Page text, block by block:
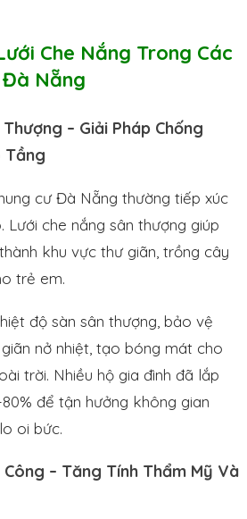
Che Nắng Trong Các
Đà Nẵng
– Giải Pháp Chống
Tầng
cư Đà Nẵng thường tiếp xúc
Lưới che nắng sân thượng giúp
khu vực thư giãn, trồng cây
trẻ em.
độ sàn sân thượng, bảo vệ
nở nhiệt, tạo bóng mát cho
trời. Nhiều hộ gia đình đã lắp
để tận hưởng không gian
oi bức.
– Tăng Tính Thẩm Mỹ Và